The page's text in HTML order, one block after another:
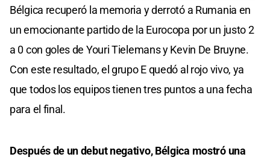
Bélgica recuperó la memoria y derrotó a Rumania en
un emocionante partido de la Eurocopa por un justo 2
a 0 con goles de Youri Tielemans y Kevin De Bruyne.
Con este resultado, el grupo E quedó al rojo vivo, ya
que todos los equipos tienen tres puntos a una fecha
para el final.
Después de un debut negativo, Bélgica mostró una